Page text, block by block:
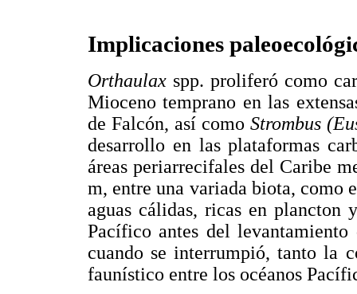
Implicaciones
Orthaulax spp. proliferó como
Mioceno temprano en las
de Falcón, así como Strombus
desarrollo en las plataformas
áreas periarrecifales del Caribe
m, entre una variada biota, como
aguas cálidas, ricas en plancton
Pacífico antes del
cuando se interrumpió, tanto la
faunístico entre los océanos